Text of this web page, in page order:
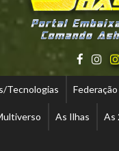
Tecnologias
As Ilhas As